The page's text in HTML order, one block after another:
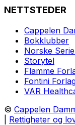
NETTSTEDER
Cappelen
Bokklubber
Norske
Storytel
Flamme
Fontini
VAR
© Cappelen
Rettigheter og